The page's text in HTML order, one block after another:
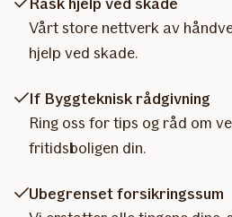
Vårt store nettverk av
hjelp ved skade.
If Byggteknisk rådgivning
Ring oss for tips og råd om
fritidsboligen din.
Ubegrenset forsikringssum